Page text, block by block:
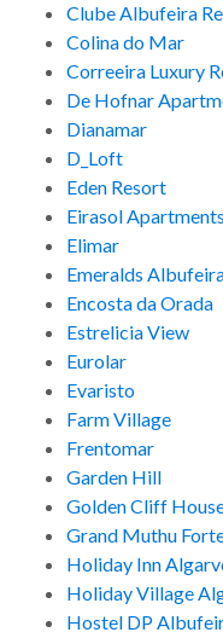
Clube Albufeira
Colina do Mar
Correeira Luxury
De Hofnar
Dianamar
D_Loft
Eden Resort
Eirasol Apartments
Elimar
Emeralds
Encosta da Orada
Estrelicia View
Eurolar
Evaristo
Farm Village
Frentomar
Garden Hill
Golden Cliff
Grand Muthu
Holiday Inn
Holiday Village
Hostel DP